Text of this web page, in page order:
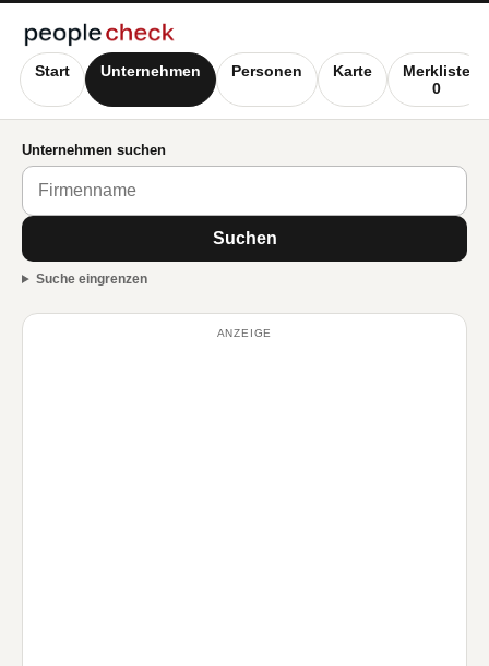
Start Unternehmen Personen Karte
Merkliste
0
Unternehmen suchen
Suchen
Suche eingrenzen
ANZEIGE